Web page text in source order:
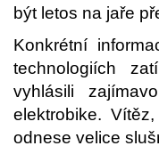
být letos na jaře
Konkrétní
technologiích
vyhlásili
elektrobike.
odnese velice